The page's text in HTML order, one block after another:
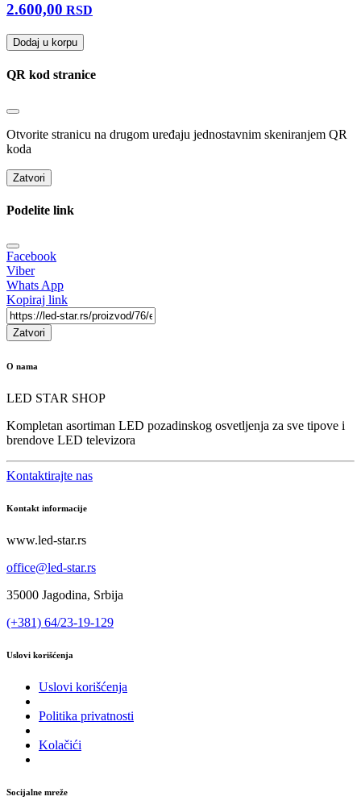
2.600,00 RSD
Dodaj u korpu
QR kod stranice
Otvorite stranicu na drugom uređaju jednostavnim skeniranjem QR
koda
Zatvori
Podelite link
Facebook
Viber
Whats App
Kopiraj link
Zatvori
O nama
LED STAR SHOP
Kompletan asortiman LED pozadinskog osvetljenja za sve tipove i
brendove LED televizora
Kontaktirajte nas
Kontakt informacije
www.led-star.rs
office@led-star.rs
35000 Jagodina, Srbija
(+381) 64/23-19-129
Uslovi korišćenja
Uslovi korišćenja
Politika privatnosti
Kolačići
Socijalne mreže